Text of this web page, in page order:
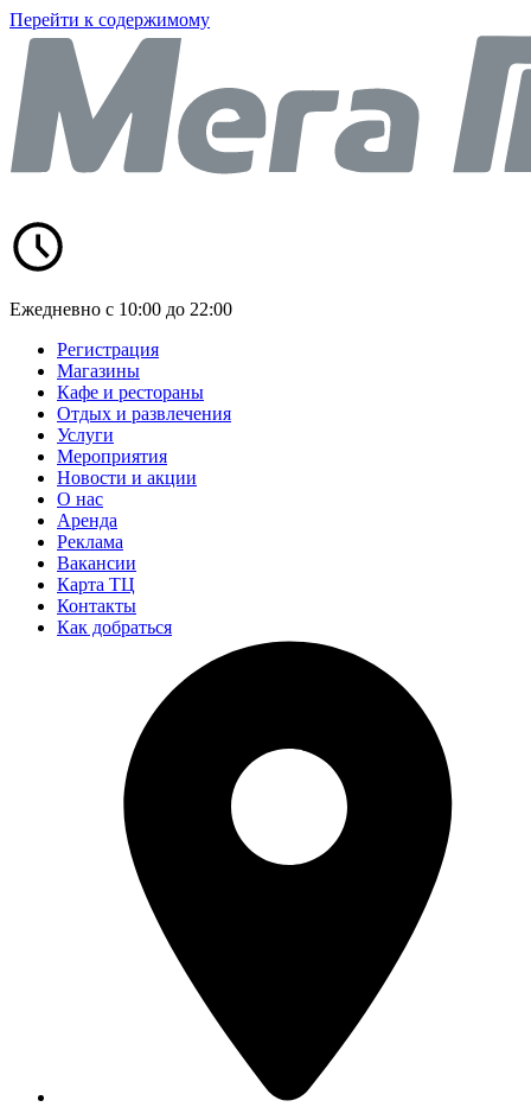
Перейти к содержимому
Ежедневно с 10:00 до 22:00
Регистрация
Магазины
Кафе и рестораны
Отдых и развлечения
Услуги
Мероприятия
Новости и акции
О нас
Аренда
Реклама
Вакансии
Карта ТЦ
Контакты
Как добраться